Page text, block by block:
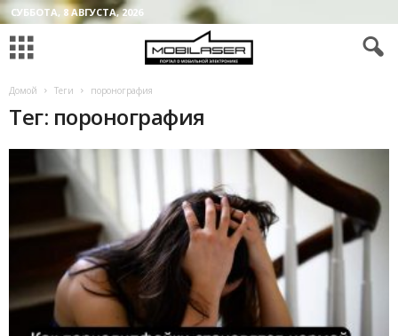
СУББОТА, 8 АВГУСТА, 2026
Домой Теги поронография
Тег: поронография